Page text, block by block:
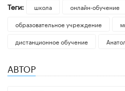
Теги: школа онлайн-обучение
образовательное учреждение
дистанционное обучение
АВТОР